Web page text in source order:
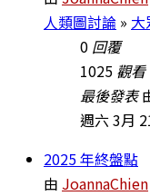
人類圖討論 » 大
0 回覆
1025 觀看
最後發表
週六 3月
2025 年終盤點
由 JoannaChien